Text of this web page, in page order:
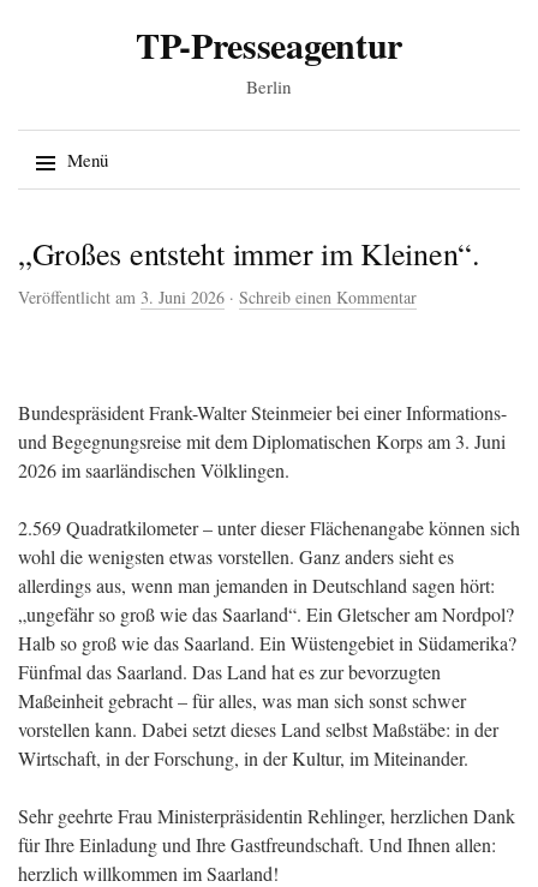
TP-Presseagentur
Berlin
Menü
„Großes entsteht immer im Kleinen“.
Veröffentlicht am 3. Juni 2026 · Schreib einen Kommentar
Bundespräsident Frank-Walter Steinmeier bei einer Informations-
und Begegnungsreise mit dem Diplomatischen Korps am 3. Juni
2026 im saarländischen Völklingen.
2.569 Quadratkilometer – unter dieser Flächenangabe können sich
wohl die wenigsten etwas vorstellen. Ganz anders sieht es
allerdings aus, wenn man jemanden in Deutschland sagen hört:
„ungefähr so groß wie das Saarland“. Ein Gletscher am Nordpol?
Halb so groß wie das Saarland. Ein Wüstengebiet in Südamerika?
Fünfmal das Saarland. Das Land hat es zur bevorzugten
Maßeinheit gebracht – für alles, was man sich sonst schwer
vorstellen kann. Dabei setzt dieses Land selbst Maßstäbe: in der
Wirtschaft, in der Forschung, in der Kultur, im Miteinander.
Sehr geehrte Frau Ministerpräsidentin Rehlinger, herzlichen Dank
für Ihre Einladung und Ihre Gastfreundschaft. Und Ihnen allen:
herzlich willkommen im Saarland!